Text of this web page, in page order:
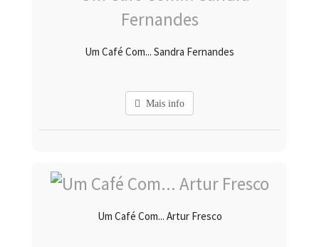
Um Café Com... Sandra Fernandes
Mais info
Um Café Com... Artur Fresco